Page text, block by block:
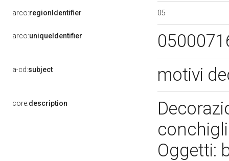
arco:regionIdentifier 05
arco:uniqueIdentifier
a-cd:subject motivi
core:description
Oggetti: